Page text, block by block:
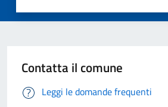
Contatta il comune
Leggi le domande frequenti